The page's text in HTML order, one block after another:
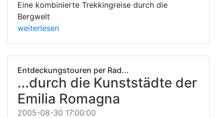
Eine kombinierte Trekkingreise durch die
Bergwelt
weiterlesen
Entdeckungstouren per Rad...
...durch die Kunststädte der
Emilia Romagna
2005-08-30 17:00:00